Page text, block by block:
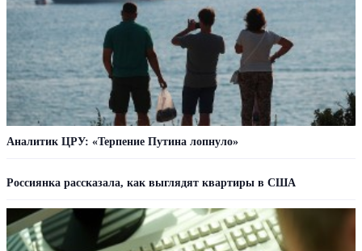
Аналитик ЦРУ: «Терпение Путина лопнуло»
Россиянка рассказала, как выглядят квартиры в США